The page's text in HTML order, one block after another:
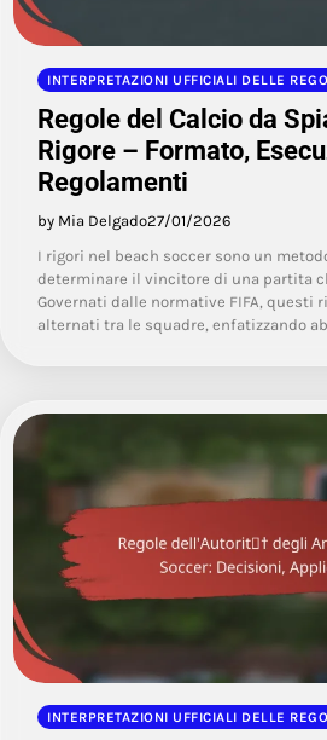
INTERPRETAZIONI UFFICIALI DELLE
Regole del Calcio da
Rigore – Formato,
Regolamenti
by Mia Delgado27/01/2026
I rigori nel beach soccer sono un
determinare il vincitore di una partita
Governati dalle normative FIFA, questi
alternati tra le squadre, enfatizzando
INTERPRETAZIONI UFFICIALI DELLE